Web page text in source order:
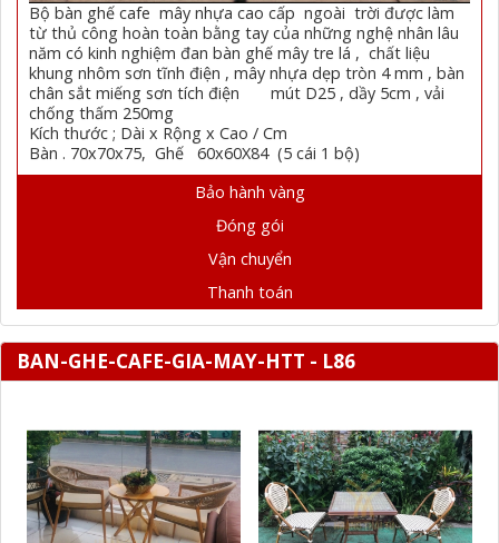
Bộ bàn ghế cafe mây nhựa cao cấp ngoài trời được làm
từ thủ công hoàn toàn bằng tay của những nghệ nhân lâu
năm có kinh nghiệm đan bàn ghế mây tre lá , chất liệu
khung nhôm sơn tĩnh điện , mây nhựa dẹp tròn 4 mm , bàn
chân sắt miếng sơn tích điện mút D25 , dầy 5cm , vải
chống thấm 250mg
Kích thước ; Dài x Rộng x Cao / Cm
Bàn . 70x70x75, Ghế 60x60X84 (5 cái 1 bộ)
Bảo hành vàng
Đóng gói
Vận chuyển
Thanh toán
BAN-GHE-CAFE-GIA-MAY-HTT - L86